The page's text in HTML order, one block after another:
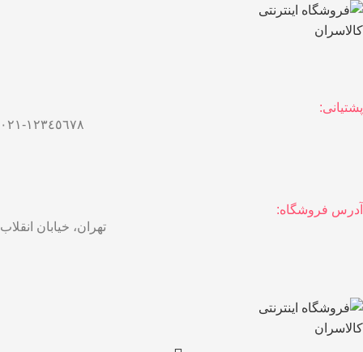
پشتیانی:
١٢٣٤٥٦٧٨-٠٢١
آدرس فروشگاه:
تهران، خیابان انقلاب